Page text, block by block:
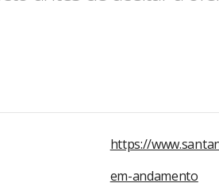
https://
em-andamento